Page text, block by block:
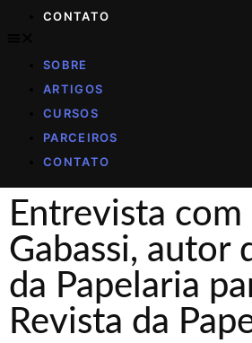
CONTATO
SOBRE
ARTIGOS
CURSOS
PARCEIROS
CONTATO
Entrevista
Gabassi, autor
da Papelaria
Revista da